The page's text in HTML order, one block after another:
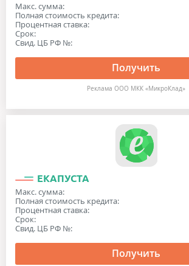
Макс. сумма:
Полная стоимость кредита:
Процентная ставка:
Срок:
Свид. ЦБ РФ №:
Получить
Реклама ООО МКК «МикроКлад»
ЕКАПУСТА
Макс. сумма:
Полная стоимость кредита:
Процентная ставка:
Срок:
Свид. ЦБ РФ №:
Получить